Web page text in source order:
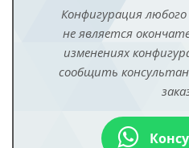
Конфигурация
не является
изменениях
сообщить